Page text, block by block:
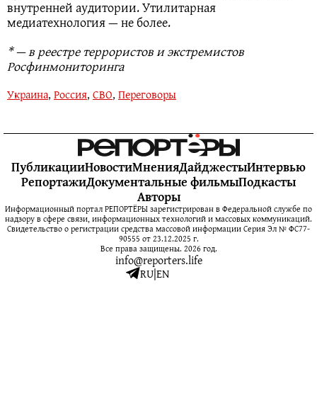
внутренней аудитории. Утилитарная
медиатехнология — не более.
* — в реестре террористов и экстремистов
Росфинмониторинга
Украина, Россия, СВО, Переговоры
ПубликацииНовостиМненияДайджестыИнтервью
РепортажиДокументальные фильмыПодкасты
Авторы
Информационный портал РЕПОРТЁРЫ зарегистрирован в Федеральной службе по
надзору в сфере связи, информационных технологий и массовых коммуникаций.
Свидетельство о регистрации средства массовой информации Серия Эл № ФС77-
90555 от 23.12.2025 г.
Все права защищены. 2026 год.
info@reporters.life
RU|EN